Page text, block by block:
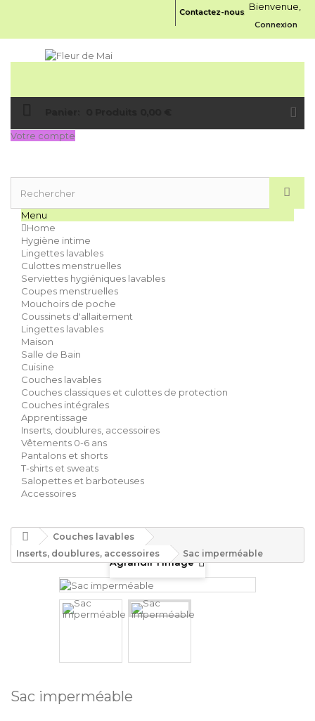
Bienvenue,
Connexion
Contactez-nous
Votre compte
Menu
Home
Hygiène intime
Lingettes lavables
Culottes menstruelles
Serviettes hygiéniques lavables
Coupes menstruelles
Mouchoirs de poche
Coussinets d'allaitement
Lingettes lavables
Maison
Salle de Bain
Cuisine
Couches lavables
Couches classiques et culottes de protection
Couches intégrales
Apprentissage
Inserts, doublures, accessoires
Vêtements 0-6 ans
Pantalons et shorts
T-shirts et sweats
Salopettes et barboteuses
Accessoires
Couches lavables
Inserts, doublures, accessoires
Sac imperméable
Agrandir l'image
Sac imperméable